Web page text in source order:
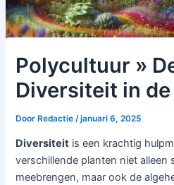
Polycultuur »
Diversiteit in de
DoorRedactie/januari 6, 2025
Diversiteit is een krachtig
verschillende planten niet alleen
meebrengen, maar ook de